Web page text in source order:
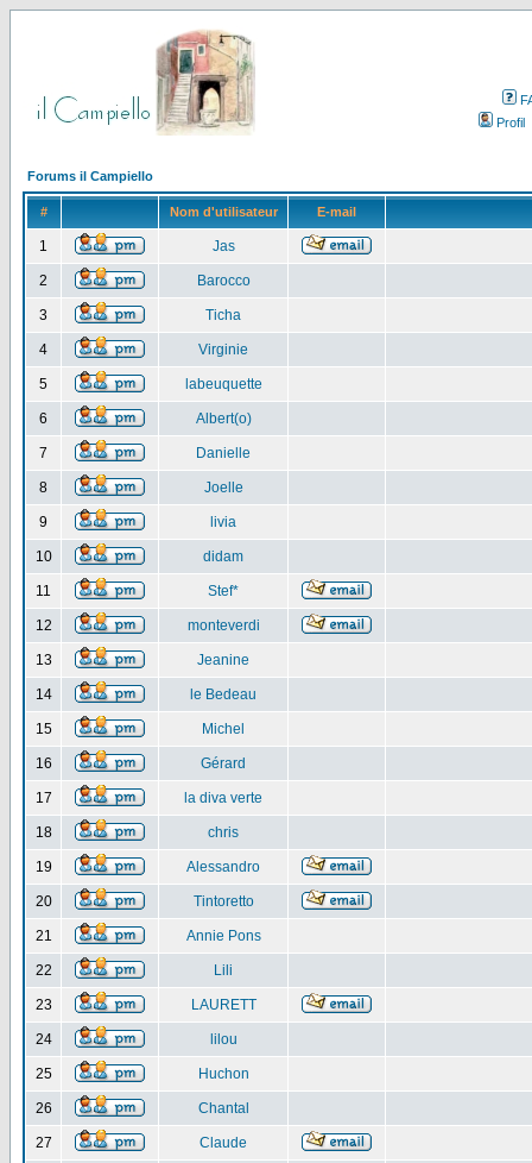
Profil
Forums il Campiello
# Nom d'utilisateur E-mail
1 Jas
2 Barocco
3 Ticha
4 Virginie
5 labeuquette
6 Albert(o)
7 Danielle
8 Joelle
9 livia
10 didam
11 Stef*
12 monteverdi
13 Jeanine
14 le Bedeau
15 Michel
16 Gérard
17 la diva verte
18 chris
19 Alessandro
20 Tintoretto
21 Annie Pons
22 Lili
23 LAURETT
24 lilou
25 Huchon
26 Chantal
27 Claude